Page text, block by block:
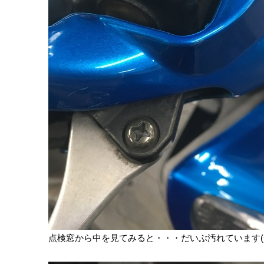
点検窓から中を見てみると・・・だいぶ汚れています